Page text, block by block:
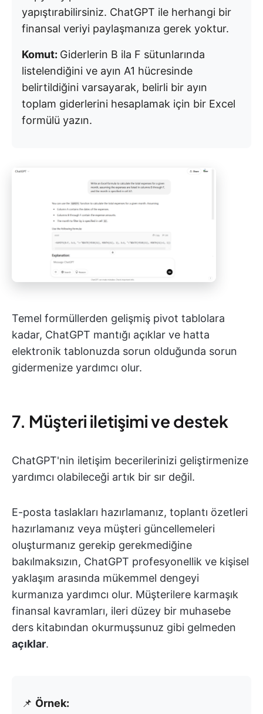
yapıştırabilirsiniz. ChatGPT ile herhangi bir
finansal veriyi paylaşmanıza gerek yoktur.
Komut: Giderlerin B ila F sütunlarında
listelendiğini ve ayın A1 hücresinde
belirtildiğini varsayarak, belirli bir ayın
toplam giderlerini hesaplamak için bir Excel
formülü yazın.
Temel formüllerden gelişmiş pivot tablolara
kadar, ChatGPT mantığı açıklar ve hatta
elektronik tablonuzda sorun olduğunda sorun
gidermenize yardımcı olur.
7. Müşteri iletişimi ve destek
ChatGPT'nin iletişim becerilerinizi geliştirmenize
yardımcı olabileceği artık bir sır değil.
E-posta taslakları hazırlamanız, toplantı özetleri
hazırlamanız veya müşteri güncellemeleri
oluşturmanız gerekip gerekmediğine
bakılmaksızın, ChatGPT profesyonellik ve kişisel
yaklaşım arasında mükemmel dengeyi
kurmanıza yardımcı olur. Müşterilere karmaşık
finansal kavramları, ileri düzey bir muhasebe
ders kitabından okurmuşsunuz gibi gelmeden
açıklar.
📌 Örnek: